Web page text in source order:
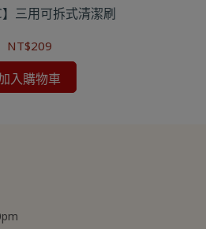
】三用可拆式清潔刷
NT$209
入購物車